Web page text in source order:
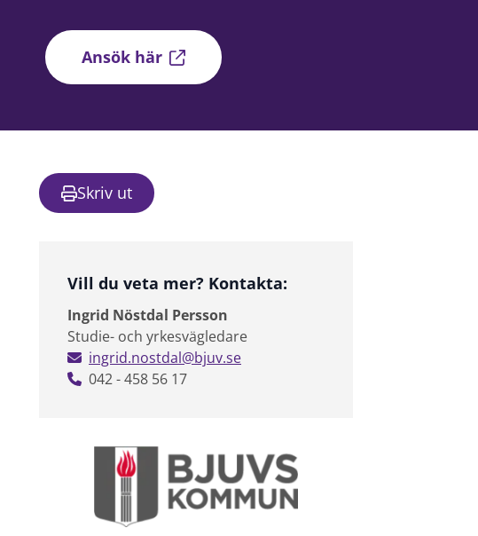
Ansök här
Skriv ut
Vill du veta mer? Kontakta:
Ingrid Nöstdal Persson
Studie- och yrkesvägledare
ingrid.nostdal@bjuv.se
042 - 458 56 17